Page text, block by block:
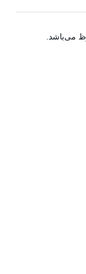
می‌باشد.